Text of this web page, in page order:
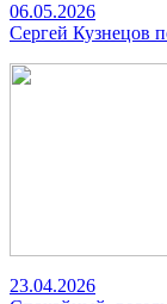
06.05.2026
Сергей Кузнецов
23.04.2026